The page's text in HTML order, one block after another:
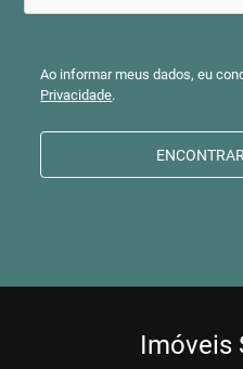
Ao informar meus dados, eu
Privacidade.
Imóveis